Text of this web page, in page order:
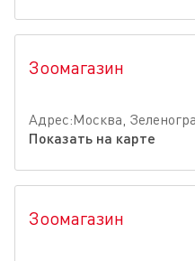
Зоомагазин
Адрес:Москва,
Показать на карте
Зоомагазин